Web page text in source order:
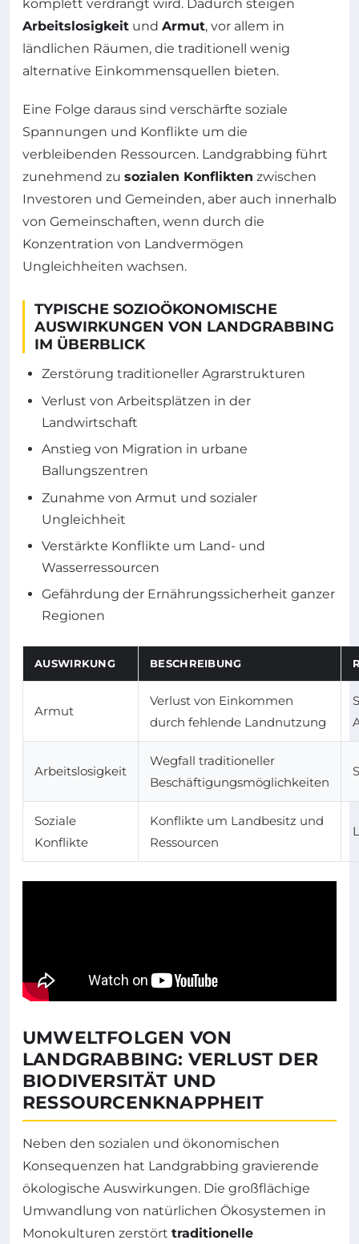
komplett verdrängt wird. Dadurch steigen
Arbeitslosigkeit und Armut, vor allem in
ländlichen Räumen, die traditionell wenig
alternative Einkommensquellen bieten.
Eine Folge daraus sind verschärfte soziale
Spannungen und Konflikte um die
verbleibenden Ressourcen. Landgrabbing führt
zunehmend zu sozialen Konflikten zwischen
Investoren und Gemeinden, aber auch innerhalb
von Gemeinschaften, wenn durch die
Konzentration von Landvermögen
Ungleichheiten wachsen.
TYPISCHE SOZIOÖKONOMISCHE
AUSWIRKUNGEN VON LANDGRABBING
IM ÜBERBLICK
Zerstörung traditioneller Agrarstrukturen
Verlust von Arbeitsplätzen in der
Landwirtschaft
Anstieg von Migration in urbane
Ballungszentren
Zunahme von Armut und sozialer
Ungleichheit
Verstärkte Konflikte um Land- und
Wasserressourcen
Gefährdung der Ernährungssicherheit ganzer
Regionen
AUSWIRKUNG BESCHREIBUNG
Armut
Verlust von Einkommen
durch fehlende Landnutzung
Arbeitslosigkeit
Wegfall traditioneller
Beschäftigungsmöglichkeiten
Soziale
Konflikte
Konflikte um Landbesitz und
Ressourcen
UMWELTFOLGEN VON
LANDGRABBING: VERLUST DER
BIODIVERSITÄT UND
RESSOURCENKNAPPHEIT
Neben den sozialen und ökonomischen
Konsequenzen hat Landgrabbing gravierende
ökologische Auswirkungen. Die großflächige
Umwandlung von natürlichen Ökosystemen in
Monokulturen zerstört traditionelle